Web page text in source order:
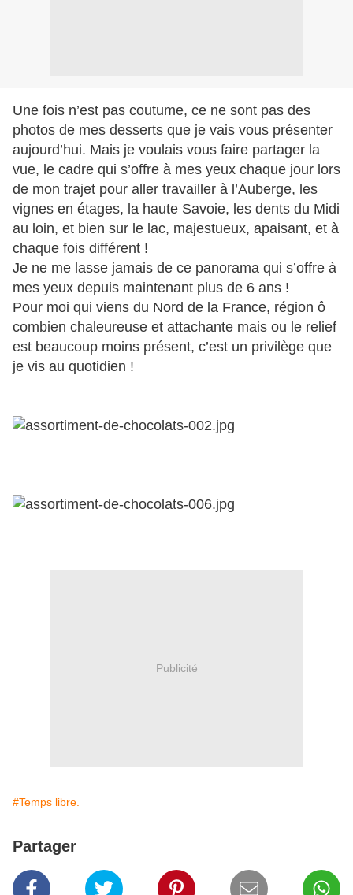
Une fois n’est pas coutume, ce ne sont pas des
photos de mes desserts que je vais vous présenter
aujourd’hui. Mais je voulais vous faire partager la
vue, le cadre qui s’offre à mes yeux chaque jour lors
de mon trajet pour aller travailler à l’Auberge, les
vignes en étages, la haute Savoie, les dents du Midi
au loin, et bien sur le lac, majestueux, apaisant, et à
chaque fois différent !
Je ne me lasse jamais de ce panorama qui s’offre à
mes yeux depuis maintenant plus de 6 ans !
Pour moi qui viens du Nord de la France, région ô
combien chaleureuse et attachante mais ou le relief
est beaucoup moins présent, c’est un privilège que
je vis au quotidien !
Publicité
#Temps libre.
Partager